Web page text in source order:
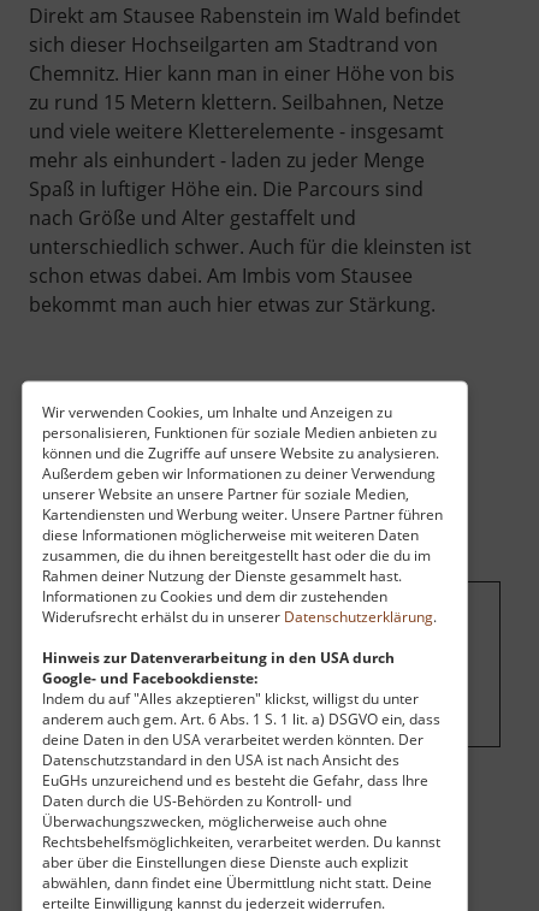
Wir verwenden Cookies, um Inhalte und Anzeigen zu
personalisieren, Funktionen für soziale Medien anbieten zu
können und die Zugriffe auf unsere Website zu analysieren.
Außerdem geben wir Informationen zu deiner Verwendung
unserer Website an unsere Partner für soziale Medien,
Kartendiensten und Werbung weiter. Unsere Partner führen
diese Informationen möglicherweise mit weiteren Daten
zusammen, die du ihnen bereitgestellt hast oder die du im
Rahmen deiner Nutzung der Dienste gesammelt hast.
Informationen zu Cookies und dem dir zustehenden
Widerufsrecht erhälst du in unserer Datenschutzerklärung.
Hinweis zur Datenverarbeitung in den USA durch
Google- und Facebookdienste:
Indem du auf "Alles akzeptieren" klickst, willigst du unter
anderem auch gem. Art. 6 Abs. 1 S. 1 lit. a) DSGVO ein, dass
deine Daten in den USA verarbeitet werden könnten. Der
Datenschutzstandard in den USA ist nach Ansicht des
EuGHs unzureichend und es besteht die Gefahr, dass Ihre
Daten durch die US-Behörden zu Kontroll- und
Überwachungszwecken, möglicherweise auch ohne
Rechtsbehelfsmöglichkeiten, verarbeitet werden. Du kannst
aber über die Einstellungen diese Dienste auch explizit
abwählen, dann findet eine Übermittlung nicht statt. Deine
erteilte Einwilligung kannst du jederzeit widerrufen.
Direkt am Stausee Rabenstein im Wald befindet
sich dieser Hochseilgarten am Stadtrand von
Chemnitz. Hier kann man in einer Höhe von bis
zu rund 15 Metern klettern. Seilbahnen, Netze
und viele weitere Kletterelemente - insgesamt
mehr als einhundert - laden zu jeder Menge
Spaß in luftiger Höhe ein. Die Parcours sind
nach Größe und Alter gestaffelt und
unterschiedlich schwer. Auch für die kleinsten ist
schon etwas dabei. Am Imbis vom Stausee
bekommt man auch hier etwas zur Stärkung.
hier Werbung eingeblendet.Cookie-
Einstellungen ändern.
Eintritt
Vollzahler:
24,00 €
Ermäßigt:
20,00 €
Öffnungszeiten